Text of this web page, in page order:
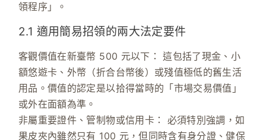
領程序」。
2.1 適用簡易招領的兩大法定要件
客觀價值在新臺幣 500 元以下： 這包括了現金、小
額悠遊卡、外幣（折合台幣後）或殘值極低的舊生活
用品。價值的認定是以拾得當時的「市場交易價值」
或外在面額為準。
非屬重要證件、管制物或信用卡：
必須特別強調，如
果皮夾內雖然只有 100 元，但同時含有身分證、健保